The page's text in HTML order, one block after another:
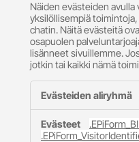
Näiden evästeiden
yksilöllisempiä
chatin. Näitä evästeitä
osapuolen
lisänneet sivuillemme.
jotkin tai kaikki nämä
Toimivuusevästeet